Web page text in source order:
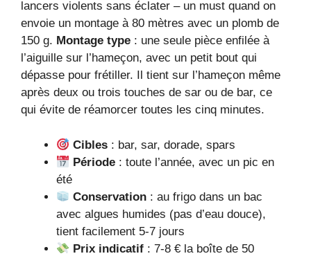
lancers violents sans éclater – un must quand on
envoie un montage à 80 mètres avec un plomb de
150 g. Montage type : une seule pièce enfilée à
l’aiguille sur l’hameçon, avec un petit bout qui
dépasse pour frétiller. Il tient sur l’hameçon même
après deux ou trois touches de sar ou de bar, ce
qui évite de réamorcer toutes les cinq minutes.
Cibles : bar, sar, dorade, spars
Période : toute l’année, avec un pic en
été
Conservation : au frigo dans un bac
avec algues humides (pas d’eau douce),
tient facilement 5-7 jours
Prix indicatif : 7-8 € la boîte de 50